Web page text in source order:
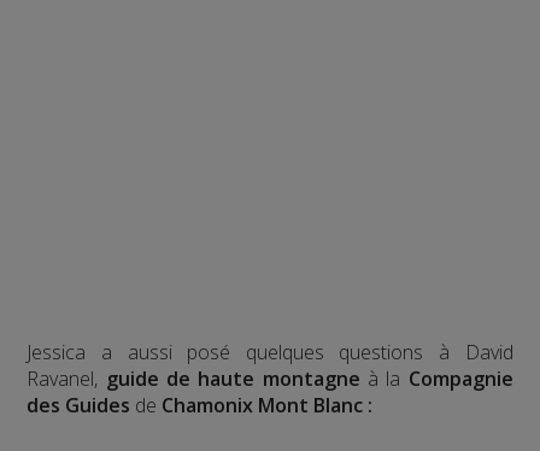
Jessica a aussi posé quelques questions à David
Ravanel, guide de haute montagne à la Compagnie
des Guides de Chamonix Mont Blanc :